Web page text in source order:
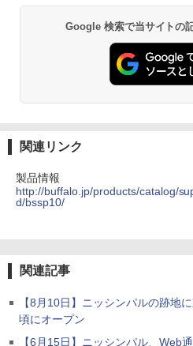
Google 検索で当サイトの
関連リンク
製品情報
http://buffalo.jp/products/catalog/
d/bssp10/
関連記事
【8月10日】ニッシンパルの跡地
頃にオープン
【6月15日】ニッシンパル、Web